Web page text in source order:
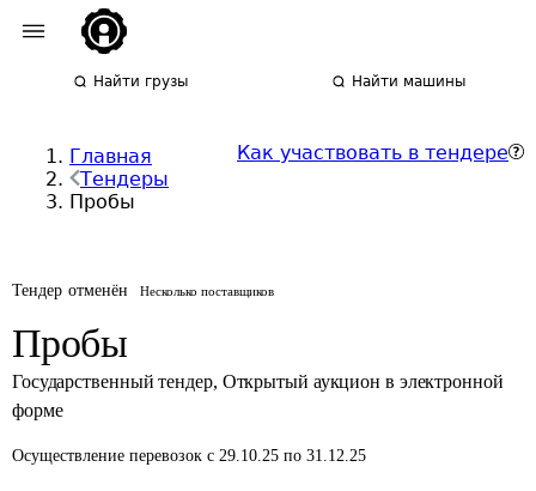
Найти грузы Найти машины
Главная
Тендеры
Пробы
Как участвовать в тендере
Тендер отменён Несколько поставщиков
Пробы
Государственный тендер, Открытый аукцион в электронной
форме
Осуществление перевозок с 29.10.25 по 31.12.25